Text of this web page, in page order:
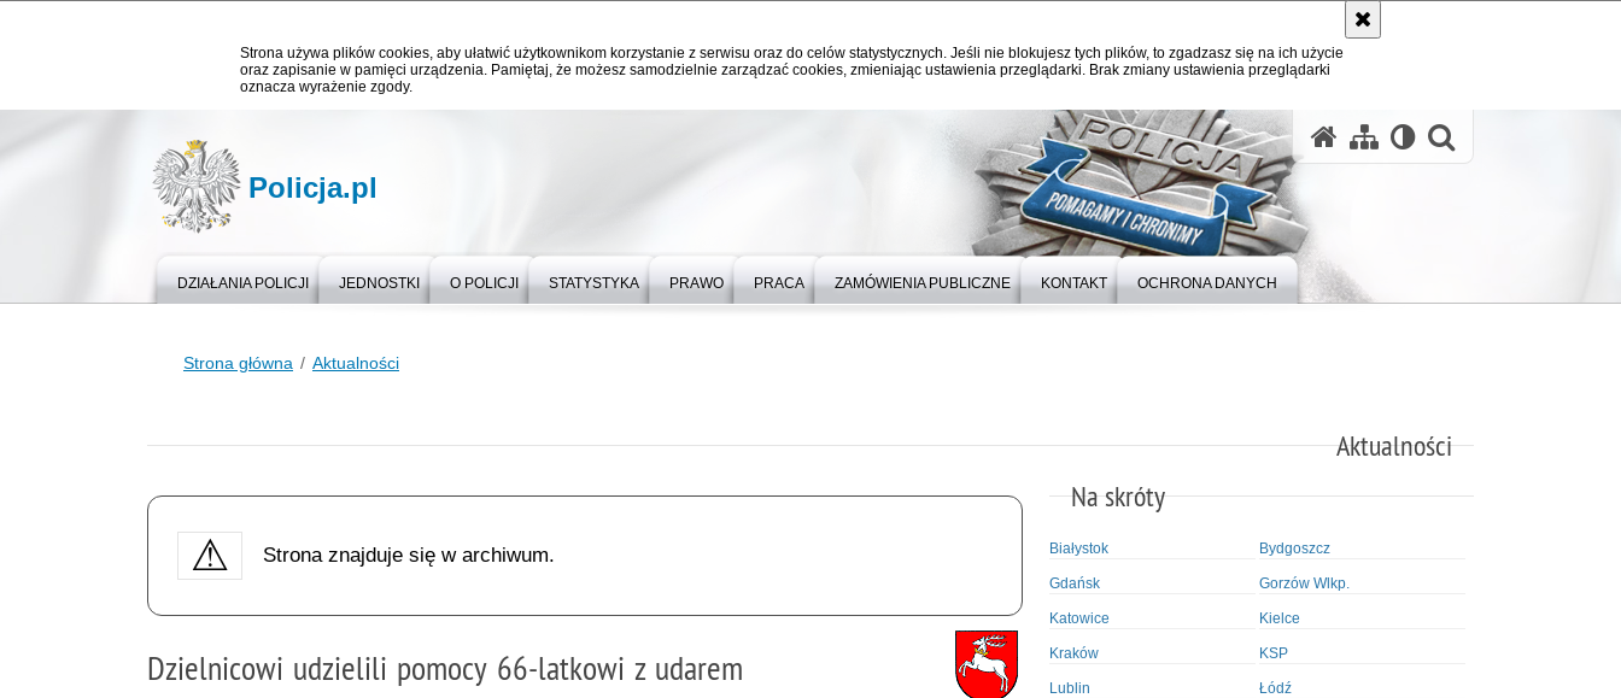
Strona używa plików cookies, aby ułatwić użytkownikom korzystanie z serwisu oraz do celów statystycznych. Jeśli nie blokujesz tych plików, to zgadzasz się na ich użycie
oraz zapisanie w pamięci urządzenia. Pamiętaj, że możesz samodzielnie zarządzać cookies, zmieniając ustawienia przeglądarki. Brak zmiany ustawienia przeglądarki
oznacza wyrażenie zgody.
Policja.pl
DZIAŁANIA POLICJI JEDNOSTKI O POLICJI STATYSTYKA PRAWO PRACA ZAMÓWIENIA PUBLICZNE KONTAKT OCHRONA DANYCH
Strona główna Aktualności
Aktualności
Strona znajduje się w archiwum.
Dzielnicowi udzielili pomocy 66-latkowi z udarem
Na skróty
Białystok Bydgoszcz
Gdańsk Gorzów Wlkp.
Katowice Kielce
Kraków KSP
Lublin Łódź